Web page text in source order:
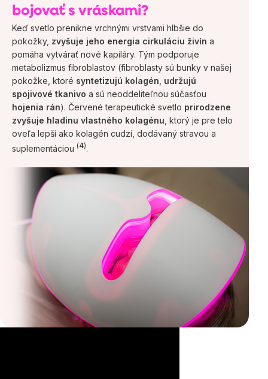
bojovať s vráskami?
Keď svetlo prenikne vrchnými vrstvami hlbšie do
pokožky, zvyšuje jeho energia cirkuláciu živín a
pomáha vytvárať nové kapiláry. Tým podporuje
metabolizmus fibroblastov (fibroblasty sú bunky v našej
pokožke, ktoré syntetizujú kolagén udržujú
spojivové tkanivo a sú neoddeliteľnou súčasťou
hojenia rán). Červené terapeutické svetlo prirodzene
zvyšuje hladinu vlastného kolagénu , ktorý je pre telo
oveľa lepší ako kolagén cudzí, dodávaný stravou a
suplementáciou (4).